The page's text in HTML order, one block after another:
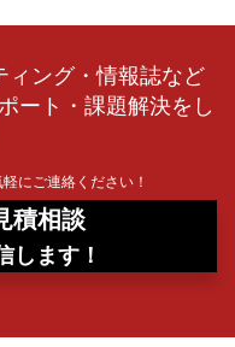
ィング・情報誌など
ート・課題解決をし
にご連絡ください！
積相談
します！